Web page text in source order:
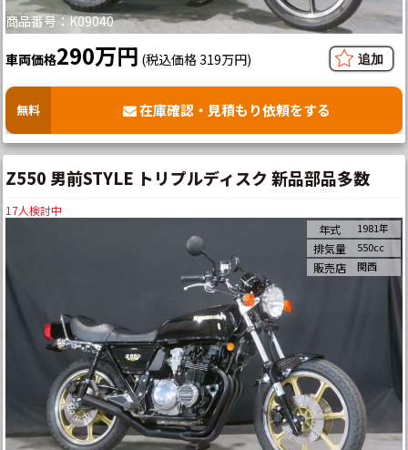
商品番号：K09040
車両価格290万円 (税込価格 319万円)
無料 在庫確認・見積もり依頼をする
Z550 男前STYLE トリプルディスク 新品部品多数
17人検討中
年式 1981年
排気量 550cc
販売店 関西